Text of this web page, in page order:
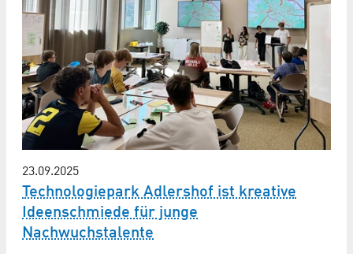
23.09.2025
Technologiepark Adlershof ist kreative
Ideenschmiede für junge
Nachwuchstalente